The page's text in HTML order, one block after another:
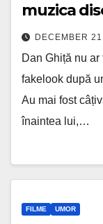
muzica
DECEMBER
Dan Ghiță nu
fakelook după
Au mai fost
înaintea lui,…
FILME UMOR